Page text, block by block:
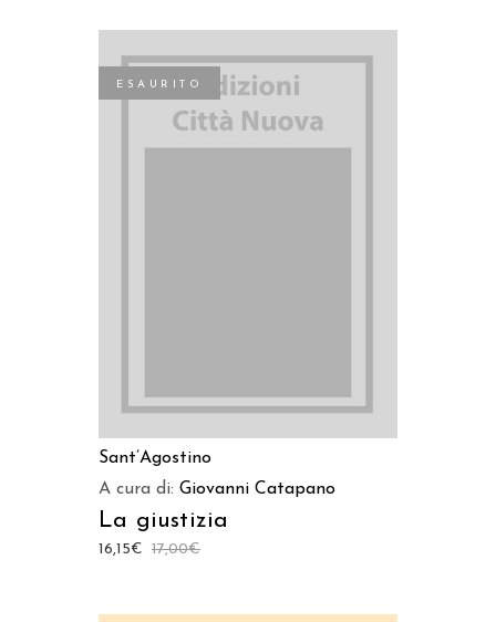
ESAURITO
Sant’Agostino
A cura di: Giovanni Catapano
La giustizia
17,00€
16,15€